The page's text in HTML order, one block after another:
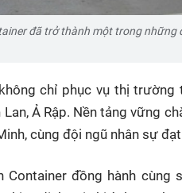
đã trở thành một trong
chỉ phục vụ thị
Lan, Ả Rập. Nền tảng vững
cùng đội ngũ nhân sự
Container đồng hành